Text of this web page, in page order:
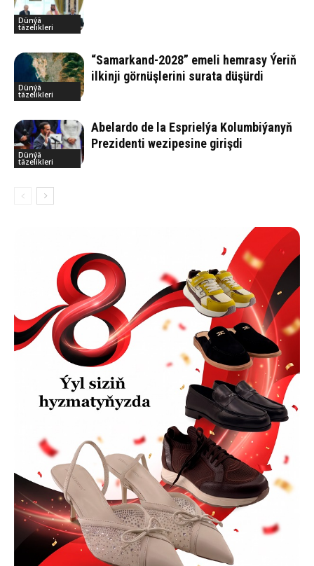
Dünýä
täzelikleri
Dünýä
täzelikleri
“Samarkand-2028” emeli hemrasy Ýeriň
ilkinji görnüşlerini surata düşürdi
Dünýä
täzelikleri
Abelardo de la Esprielýa Kolumbiýanyň
Prezidenti wezipesine girişdi